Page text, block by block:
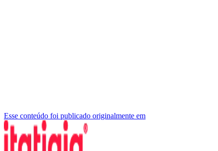
Esse conteúdo foi publicado originalmente em